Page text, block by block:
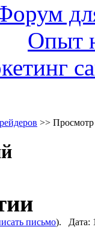
Опыт
>>
письмо). Дата: